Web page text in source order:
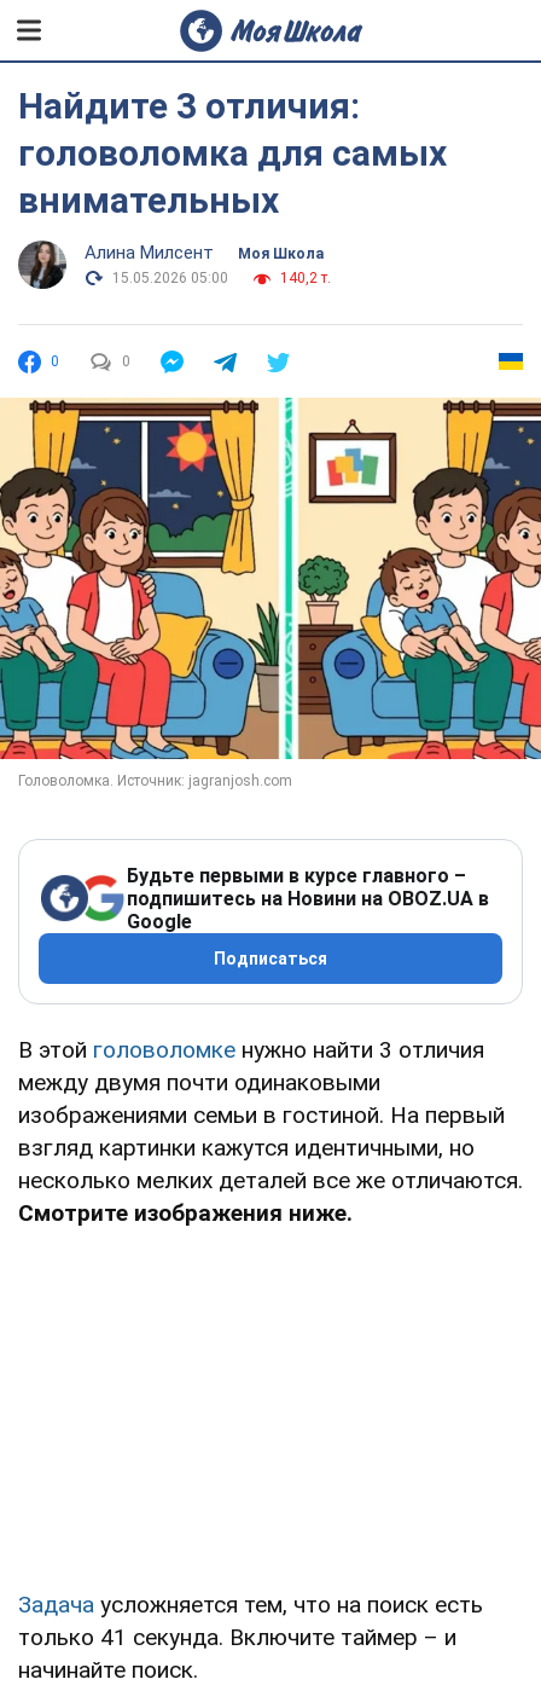
Найдите 3 отличия:
головоломка для самых
внимательных
Алина Милсент
Моя Школа
15.05.2026 05:00
140,2 т.
0 0
Будьте первыми в курсе главного –
подпишитесь на Новини на OBOZ.UA в
Google
Подписаться
В этой головоломке нужно найти 3 отличия
между двумя почти одинаковыми
изображениями семьи в гостиной. На первый
взгляд картинки кажутся идентичными, но
несколько мелких деталей все же отличаются.
Смотрите изображения ниже.
Задача усложняется тем, что на поиск есть
только 41 секунда. Включите таймер – и
начинайте поиск.